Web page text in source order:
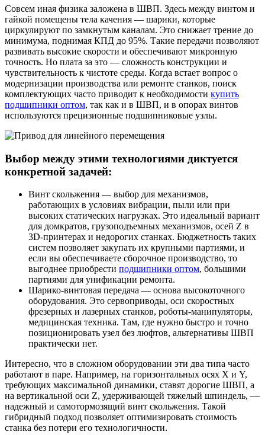
Совсем иная физика заложена в ШВП. Здесь между винтом и
гайкой помещены тела качения — шарики, которые
циркулируют по замкнутым каналам. Это снижает трение до
минимума, поднимая КПД до 95%. Такие передачи позволяют
развивать высокие скорости и обеспечивают микронную
точность. Но плата за это — сложность конструкции и
чувствительность к чистоте среды. Когда встает вопрос о
модернизации производства или ремонте станков, поиск
комплектующих часто приводит к необходимости купить
подшипники оптом, так как и в ШВП, и в опорах винтов
используются прецизионные подшипниковые узлы.
Выбор между этими технологиями диктуется
конкретной задачей:
Винт скольжения — выбор для механизмов,
работающих в условиях вибрации, пыли или при
высоких статических нагрузках. Это идеальный вариант
для домкратов, грузоподъемных механизмов, осей Z в
3D-принтерах и недорогих станках. Бюджетность таких
систем позволяет закупать их крупными партиями, и
если вы обеспечиваете сборочное производство, то
выгоднее приобрести подшипники оптом, большими
партиями для унификации ремонта.
Шарико-винтовая передача — основа высокоточного
оборудования. Это сервоприводы, оси скоростных
фрезерных и лазерных станков, роботы-манипуляторы,
медицинская техника. Там, где нужно быстро и точно
позиционировать узел без люфтов, альтернативы ШВП
практически нет.
Интересно, что в сложном оборудовании эти два типа часто
работают в паре. Например, на горизонтальных осях X и Y,
требующих максимальной динамики, ставят дорогие ШВП, а
на вертикальной оси Z, удерживающей тяжелый шпиндель, —
надежный и самотормозящий винт скольжения. Такой
гибридный подход позволяет оптимизировать стоимость
станка без потери его технологичности.